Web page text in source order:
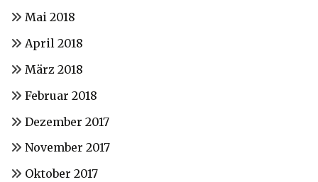
Mai 2018
April 2018
März 2018
Februar 2018
Dezember 2017
November 2017
Oktober 2017